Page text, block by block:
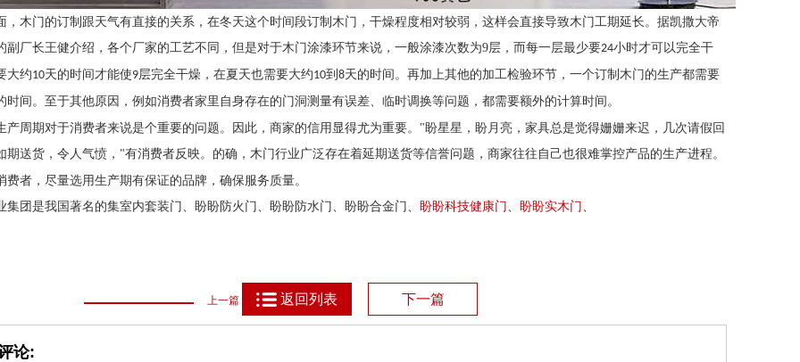
，木门的订制跟天气有直接的关系，在冬天这个时间段订制木门，干燥程度相对较弱，这样会直接导致木门工期延长。据凯撒大帝
副厂长王健介绍，各个厂家的工艺不同，但是对于木门涂漆环节来说，一般涂漆次数为9层，而每一层最少要24小时才可以完全干
大约10天的时间才能使9层完全干燥，在夏天也需要大约10到 8天的时间。再加上其他的加工检验环节，一个订制木门的生产都需要
时间。至于其他原因，例如消费者家里自身存在的门洞测量有误差、临时调换等问题，都需要额外的计算时间。
产周期对于消费者来说是个重要的问题。因此，商家的信用显得尤为重要。 "盼星星，盼月亮，家具总是觉得姗姗来迟，几次请假回
期送货，令人气愤， "有消费者反映。的确，木门行业广泛存在着延期送货等信誉问题，商家往往自己也很难掌控产品的生产进程。
费者，尽量选用生产期有保证的品牌，确保服务质量。
集团是我国著名的集室内套装门、盼盼防火门、盼盼防水门、盼盼合金门、 盼盼科技健康门 、 盼盼实木门 、
上一篇 返回列表 下一篇
论: